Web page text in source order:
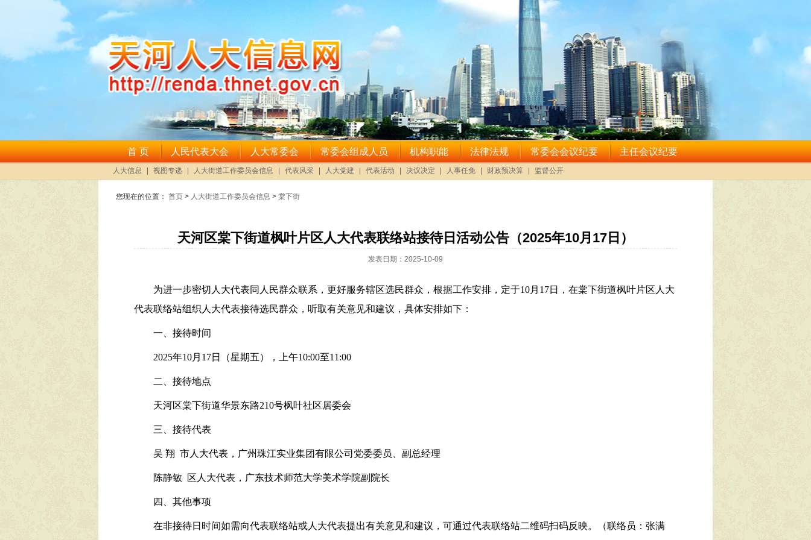
您现在的位置： 首页 > 人大街道工作委员会信息 > 棠下街
天河区棠下街道枫叶片区人大代表联络站接待日活动公告（2025年10月17日）
发表日期：2025-10-09
为进一步密切人大代表同人民群众联系，更好服务辖区选民群众，根据工作安排，定于10月17日，在棠下街道枫叶片区人大
代表联络站组织人大代表接待选民群众，听取有关意见和建议，具体安排如下：
一、接待时间
2025年10月17日（星期五），上午10:00至11:00
二、接待地点
天河区棠下街道华景东路210号枫叶社区居委会
三、接待代表
吴 翔 市人大代表，广州珠江实业集团有限公司党委委员、副总经理
陈静敏 区人大代表，广东技术师范大学美术学院副院长
四、其他事项
在非接待日时间如需向代表联络站或人大代表提出有关意见和建议，可通过代表联络站二维码扫码反映。（联络员：张满